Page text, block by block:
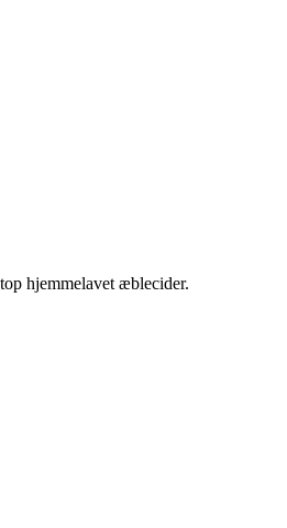
hjemmelavet æblecider.